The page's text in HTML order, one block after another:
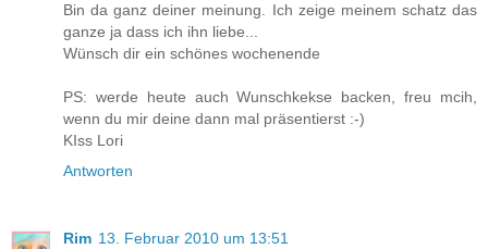
Bin da ganz deiner meinung. Ich zeige meinem schatz das
ganze ja dass ich ihn liebe...
Wünsch dir ein schönes wochenende
PS: werde heute auch Wunschkekse backen, freu mcih,
wenn du mir deine dann mal präsentierst :-)
KIss Lori
Antworten
Rim 13. Februar 2010 um 13:51